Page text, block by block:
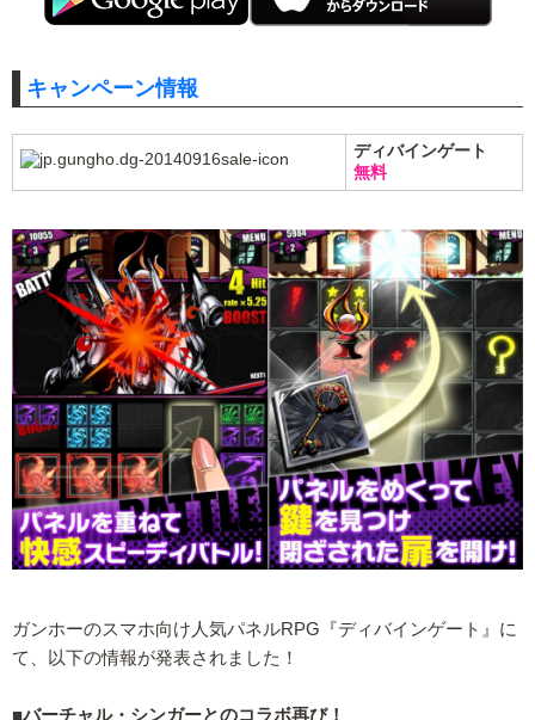
キャンペーン情報
ディバインゲート
無料
ガンホーのスマホ向け人気パネルRPG『ディバインゲート』に
て、以下の情報が発表されました！
■バーチャル・シンガーとのコラボ再び！